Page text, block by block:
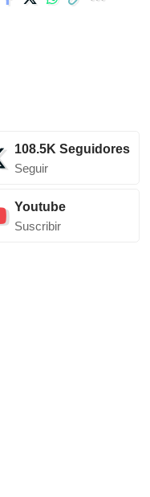
108.5K Seguidores
Seguir
Youtube
Suscribir